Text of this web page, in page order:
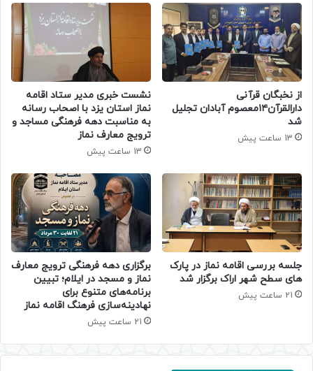
از نخبگان قرآنی
دارالقرآن۱۴معصوم آبادان تجلیل
شد
13 ساعت پیش
نشست خبری مدیر ستاد اقامه
نماز استان یزد با اصحاب رسانه
به مناسبت دهه فرهنگی مساجد و
ترویج معارف نماز
13 ساعت پیش
جلسه بررسی اقامه نماز در پارک
های سطح شهر اراک برگزار شد
21 ساعت پیش
برگزاری دهه فرهنگی ترویج معارف
نماز و مسجد در ایلام؛ تبیین
برنامه‌های متنوع برای
نهادینه‌سازی فرهنگ اقامه نماز
21 ساعت پیش